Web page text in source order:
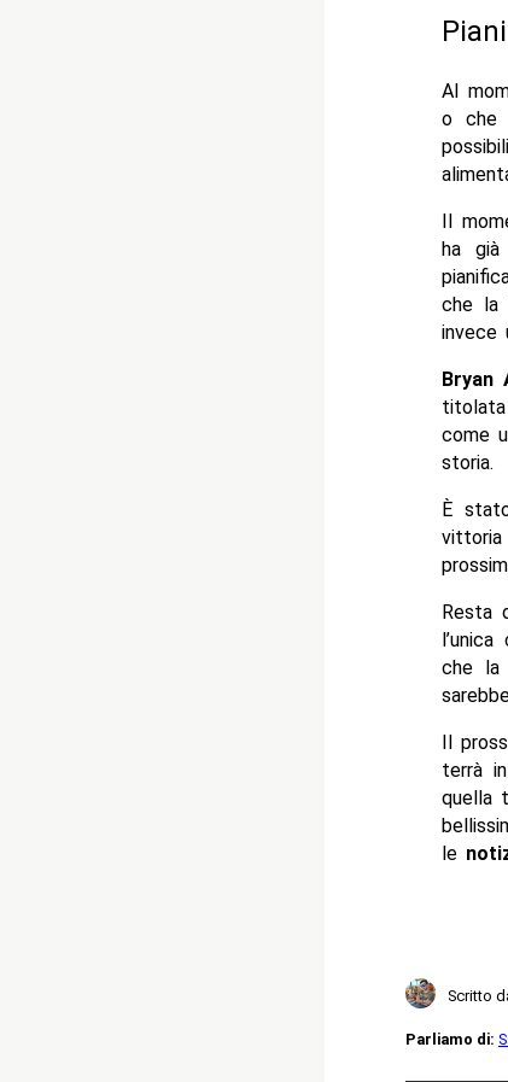
Al
o che
Il
ha
che
invece
Bryan
come
storia.
È
Resta
che
Il
terrà
quella
le
Scritto
Parliamo di: